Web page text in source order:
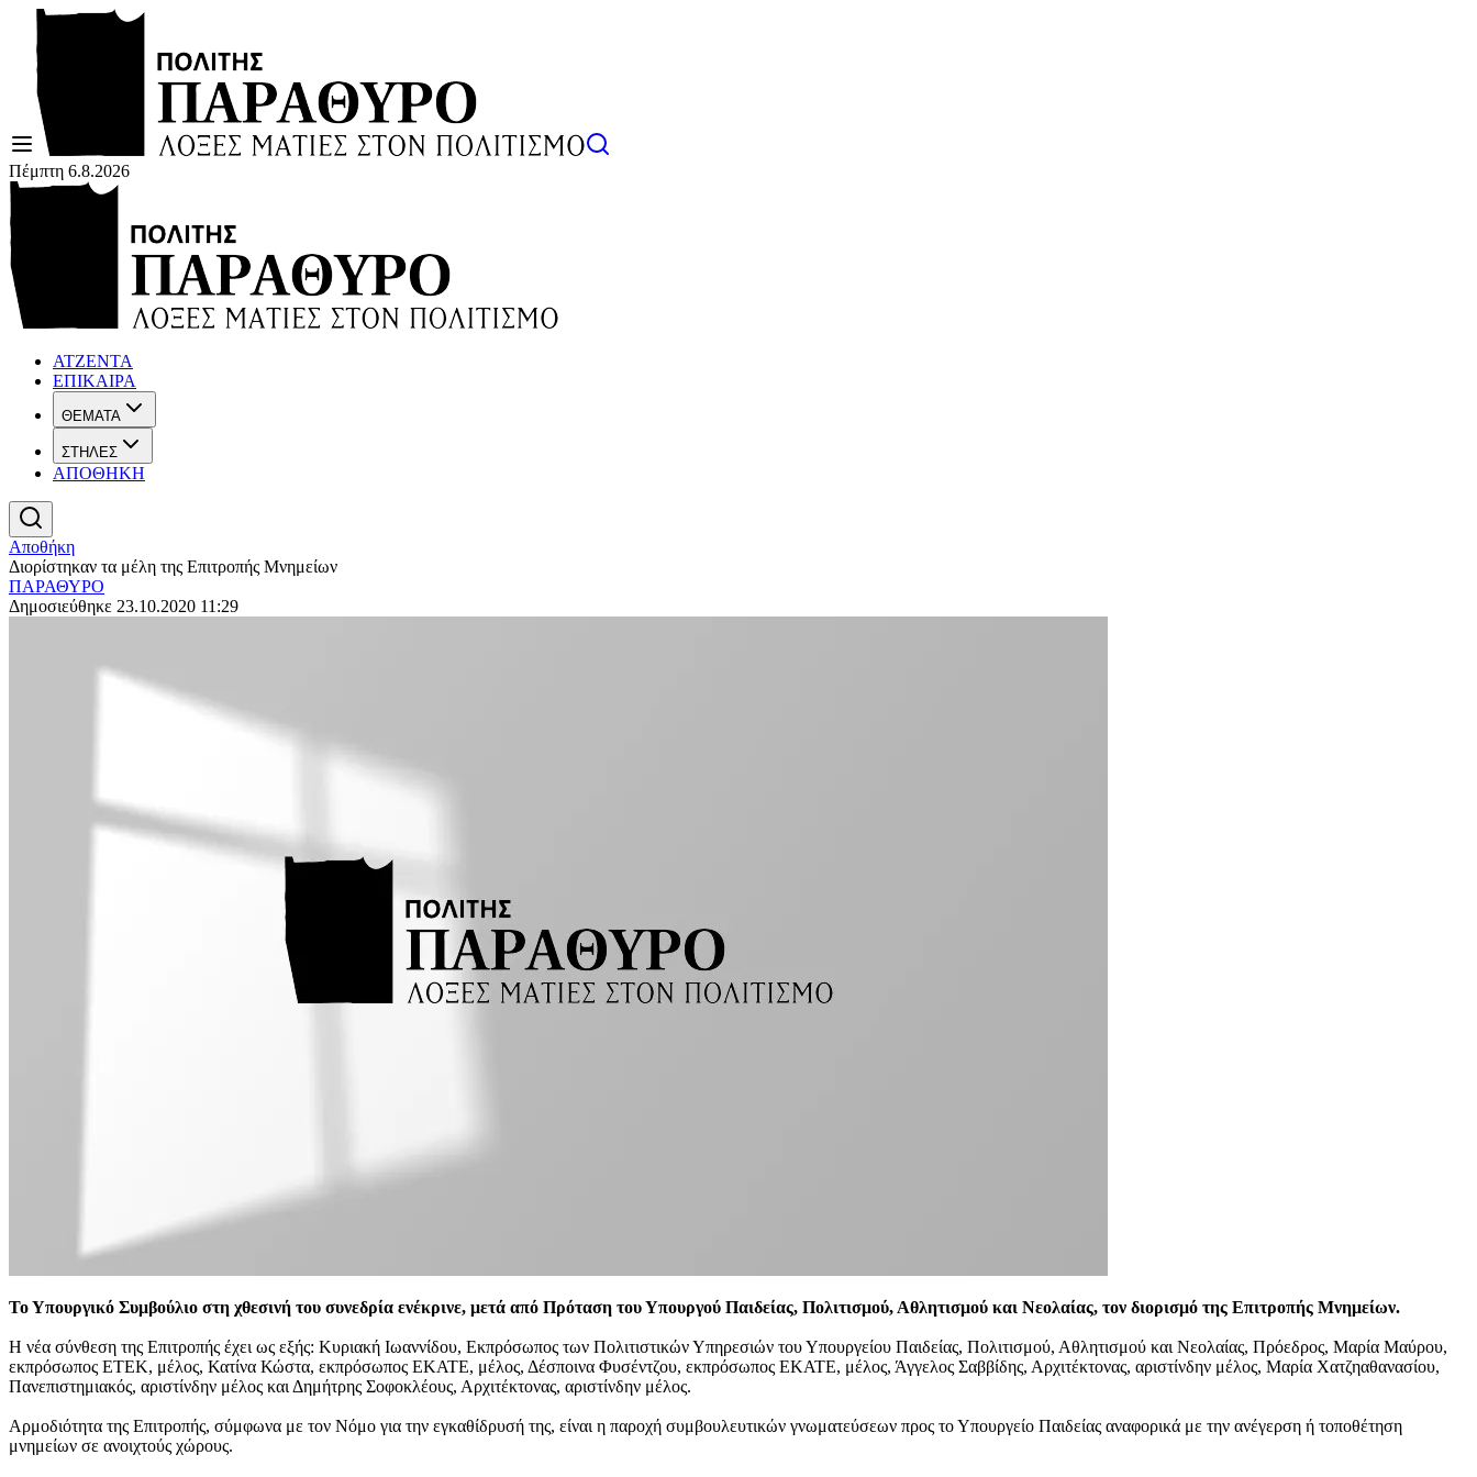
Πέμπτη 6.8.2026
ΑΤΖΕΝΤΑ
ΕΠΙΚΑΙΡΑ
ΘΕΜΑΤΑ
ΣΤΗΛΕΣ
ΑΠΟΘΗΚΗ
Αποθήκη
Διορίστηκαν τα μέλη της Επιτροπής Μνημείων
ΠΑΡΑΘΥΡΟ
Δημοσιεύθηκε 23.10.2020 11:29
Το Υπουργικό Συμβούλιο στη χθεσινή του συνεδρία ενέκρινε, μετά από Πρόταση του Υπουργού Παιδείας, Πολιτισμού, Αθλητισμού και Νεολαίας, τον διορισμό της Επιτροπής Μνημείων.
Η νέα σύνθεση της Επιτροπής έχει ως εξής: Κυριακή Ιωαννίδου, Εκπρόσωπος των Πολιτιστικών Υπηρεσιών του Υπουργείου Παιδείας, Πολιτισμού, Αθλητισμού και Νεολαίας, Πρόεδρος, Μαρία Μαύρου,
εκπρόσωπος ΕΤΕΚ, μέλος, Κατίνα Κώστα, εκπρόσωπος ΕΚΑΤΕ, μέλος, Δέσποινα Φυσέντζου, εκπρόσωπος ΕΚΑΤΕ, μέλος, Άγγελος Σαββίδης, Αρχιτέκτονας, αριστίνδην μέλος, Μαρία Χατζηαθανασίου,
Πανεπιστημιακός, αριστίνδην μέλος και Δημήτρης Σοφοκλέους, Αρχιτέκτονας, αριστίνδην μέλος.
Αρμοδιότητα της Επιτροπής, σύμφωνα με τον Νόμο για την εγκαθίδρυσή της, είναι η παροχή συμβουλευτικών γνωματεύσεων προς το Υπουργείο Παιδείας αναφορικά με την ανέγερση ή τοποθέτηση
μνημείων σε ανοιχτούς χώρους.